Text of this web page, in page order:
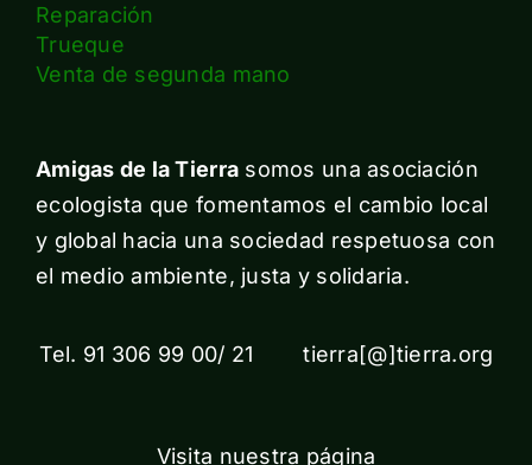
Reparación
Trueque
Venta de segunda mano
Amigas de la Tierra somos una asociación
ecologista que fomentamos el cambio local
y global hacia una sociedad respetuosa con
el medio ambiente, justa y solidaria.
Tel. 91 306 99 00/ 21 tierra[@]tierra.org
Visita nuestra página